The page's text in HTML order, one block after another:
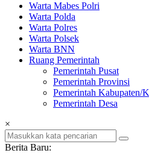
Jurnalisme
Positif
Warta Mabes Polri
Warta Polda
Warta Polres
Warta Polsek
Warta BNN
Ruang Pemerintah
Pemerintah Pusat
Pemerintah Provinsi
Pemerintah Kabupaten/
Pemerintah Desa
×
Berita Baru: